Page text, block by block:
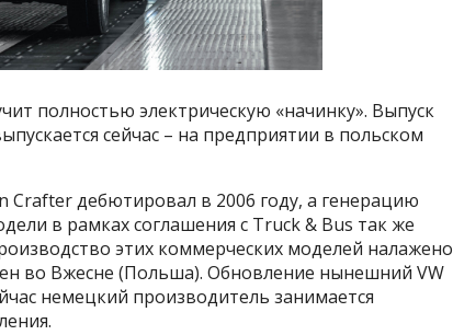
полностью электрическую «начинку». Выпуск
сейчас – на предприятии в польском
дебютировал в 2006 году, а генерацию
в рамках соглашения с Truck & Bus так же
этих коммерческих моделей налажено
во Вжесне (Польша). Обновление нынешний VW
немецкий производитель занимается